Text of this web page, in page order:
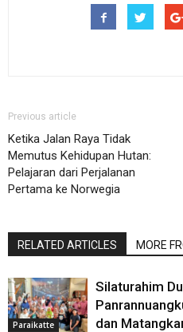
Previous article
Ketika Jalan Raya Tidak
Memutus Kehidupan Hutan:
Pelajaran dari Perjalanan
Pertama ke Norwegia
RELATED ARTICLES MORE
Paraikatte
Silaturahim
dan